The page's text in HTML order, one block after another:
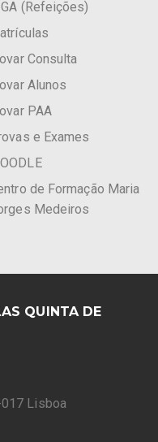
(Refeições)
Consulta
Alunos
PAA
e Exames
de Formação Maria
Medeiros
QUINTA DE
Lisboa